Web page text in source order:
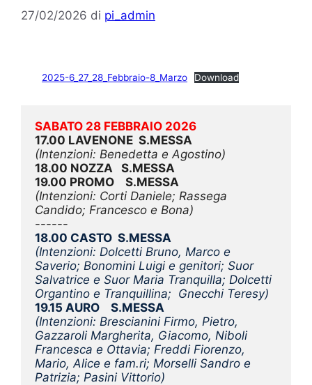
27/02/2026 di pi_admin
2025-6_27_28_Febbraio-8_Marzo Download
SABATO 28 FEBBRAIO 2026
17.00 LAVENONE  S.MESSA
(Intenzioni: Benedetta e Agostino)
18.00 NOZZA   S.MESSA
19.00 PROMO    S.MESSA
(Intenzioni: Corti Daniele; Rassega
Candido; Francesco e Bona)
------
18.00 CASTO  S.MESSA
(Intenzioni: Dolcetti Bruno, Marco e
Saverio; Bonomini Luigi e genitori; Suor
Salvatrice e Suor Maria Tranquilla; Dolcetti
Organtino e Tranquillina;  Gnecchi Teresy)
19.15 AURO    S.MESSA
(Intenzioni: Brescianini Firmo, Pietro,
Gazzaroli Margherita, Giacomo, Niboli
Francesca e Ottavia; Freddi Fiorenzo,
Mario, Alice e fam.ri; Morselli Sandro e
Patrizia; Pasini Vittorio)